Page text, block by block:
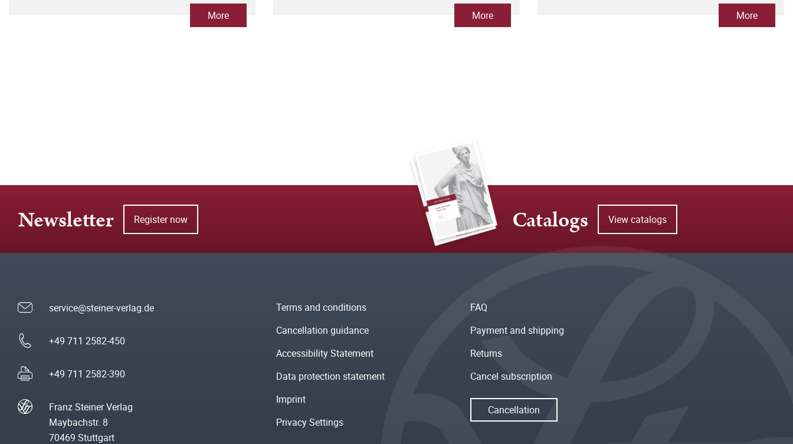
More More More
Newsletter Register now Catalogs View catalogs
service@steiner-verlag.de
+49 711 2582-450
+49 711 2582-390
Franz Steiner Verlag
Maybachstr. 8
70469 Stuttgart
Terms and conditions
Cancellation guidance
Accessibility Statement
Data protection statement
Imprint
Privacy Settings
FAQ
Payment and shipping
Returns
Cancel subscription
Cancellation